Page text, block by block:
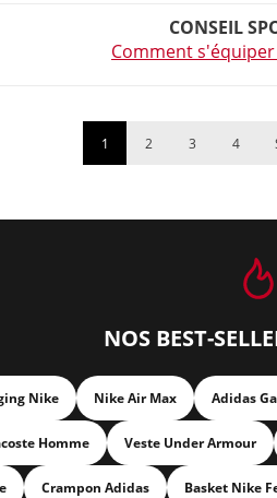
CONSEIL
Comment
1 2 3 4
NOS BEST-
Nike Nike Air Max Adidas
Homme Veste Under Armour
Crampon Adidas Basket Nike